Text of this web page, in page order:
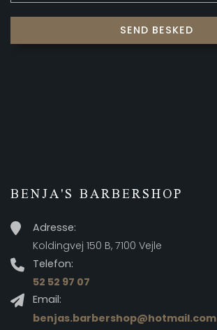
BENJA'S BARBERSHOP
Adresse:
Koldingvej 150 B, 7100 Vejle
Telefon:
52 52 97 07
Email:
benjas.barbershop@hotmail.com